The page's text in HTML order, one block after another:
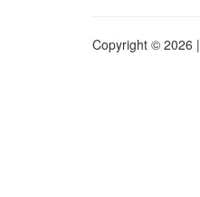
Copyright © 2026 |